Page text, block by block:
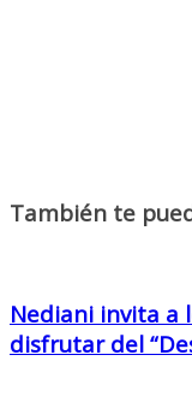
También te
Nediani invita a
disfrutar del